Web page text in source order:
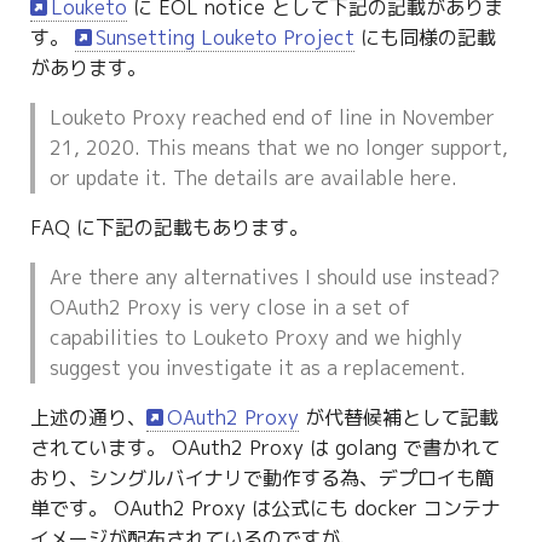
Louketo に EOL notice として下記の記載がありま
す。
Sunsetting Louketo Project にも同様の記載
があります。
Louketo Proxy reached end of line in November
21, 2020. This means that we no longer support,
or update it. The details are available here.
FAQ に下記の記載もあります。
Are there any alternatives I should use instead?
OAuth2 Proxy is very close in a set of
capabilities to Louketo Proxy and we highly
suggest you investigate it as a replacement.
上述の通り、
OAuth2 Proxy が代替候補として記載
されています。 OAuth2 Proxy は golang で書かれて
おり、シングルバイナリで動作する為、デプロイも簡
単です。 OAuth2 Proxy は公式にも docker コンテナ